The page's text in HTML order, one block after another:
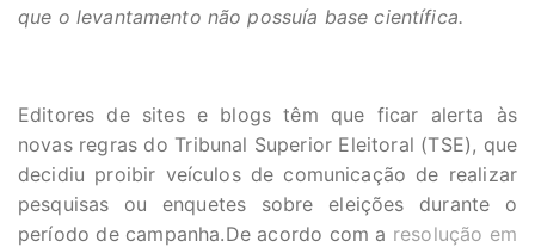
que o levantamento não possuía base científica.
Editores de sites e blogs têm que ficar alerta às
novas regras do Tribunal Superior Eleitoral (TSE), que
decidiu proibir veículos de comunicação de realizar
pesquisas ou enquetes sobre eleições durante o
período de campanha.De acordo com a resolução em